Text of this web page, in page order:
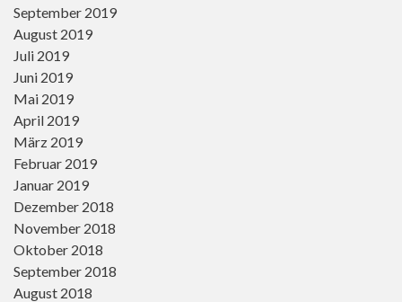
September 2019
August 2019
Juli 2019
Juni 2019
Mai 2019
April 2019
März 2019
Februar 2019
Januar 2019
Dezember 2018
November 2018
Oktober 2018
September 2018
August 2018